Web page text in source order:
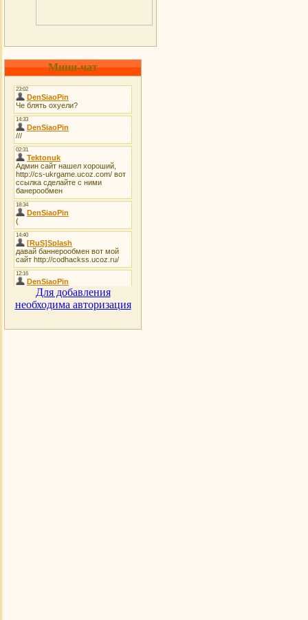
Мини-чат
Для добавления
необходима авторизация